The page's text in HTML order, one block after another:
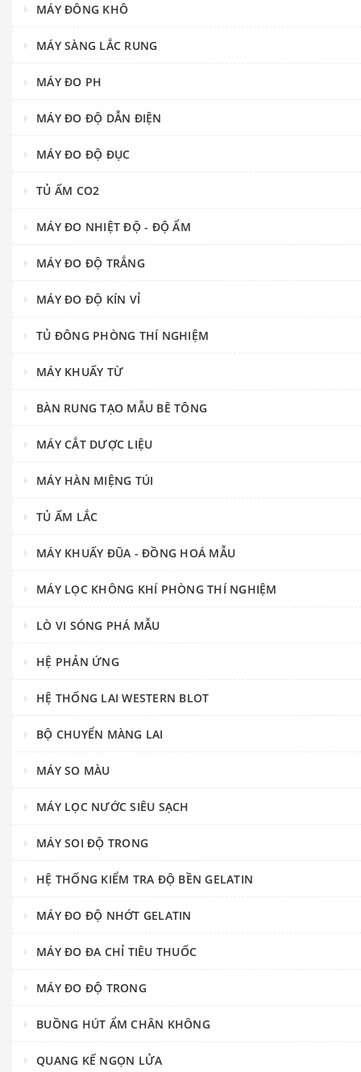
MÁY ĐÔNG KHÔ
MÁY SÀNG LẮC RUNG
MÁY ĐO PH
MÁY ĐO ĐỘ DẪN ĐIỆN
MÁY ĐO ĐỘ ĐỤC
TỦ ẤM CO2
MÁY ĐO NHIỆT ĐỘ - ĐỘ ẨM
MÁY ĐO ĐỘ TRẮNG
MÁY ĐO ĐỘ KÍN VỈ
TỦ ĐÔNG PHÒNG THÍ NGHIỆM
MÁY KHUẤY TỪ
BÀN RUNG TẠO MẪU BÊ TÔNG
MÁY CẮT DƯỢC LIỆU
MÁY HÀN MIỆNG TÚI
TỦ ẤM LẮC
MÁY KHUẤY ĐŨA - ĐỒNG HOÁ MẪU
MÁY LỌC KHÔNG KHÍ PHÒNG THÍ NGHIỆM
LÒ VI SÓNG PHÁ MẪU
HỆ PHẢN ỨNG
HỆ THỐNG LAI WESTERN BLOT
BỘ CHUYỂN MÀNG LAI
MÁY SO MÀU
MÁY LỌC NƯỚC SIÊU SẠCH
MÁY SOI ĐỘ TRONG
HỆ THỐNG KIỂM TRA ĐỘ BỀN GELATIN
MÁY ĐO ĐỘ NHỚT GELATIN
MÁY ĐO ĐA CHỈ TIÊU THUỐC
MÁY ĐO ĐỘ TRONG
BUỒNG HÚT ẨM CHÂN KHÔNG
QUANG KẾ NGỌN LỬA